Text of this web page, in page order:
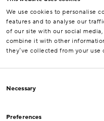
We use cookies to personalise
features and to analyse our
of our site with our social
combine it with other
they’ve collected from your use
Selection
Necessary
Preferences